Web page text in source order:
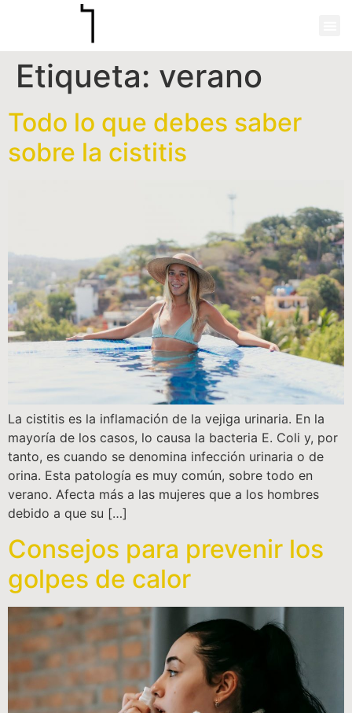
Etiqueta: verano
Todo lo que debes saber
sobre la cistitis
La cistitis es la inflamación de la vejiga urinaria. En la
mayoría de los casos, lo causa la bacteria E. Coli y, por
tanto, es cuando se denomina infección urinaria o de
orina. Esta patología es muy común, sobre todo en
verano. Afecta más a las mujeres que a los hombres
debido a que su […]
Consejos para prevenir los
golpes de calor